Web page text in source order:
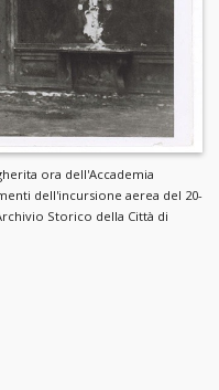
ora dell'Accademia
dell'incursione aerea del 20-
Storico della Città di